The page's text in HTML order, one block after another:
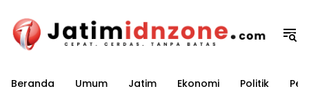
konten
Beranda Umum Jatim Ekonomi Politik